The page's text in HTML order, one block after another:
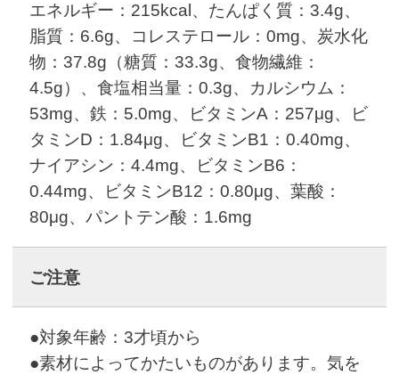
エネルギー：215kcal、たんぱく質：3.4g、
脂質：6.6g、コレステロール：0mg、炭水化
物：37.8g（糖質：33.3g、食物繊維：
4.5g）、食塩相当量：0.3g、カルシウム：
53mg、鉄：5.0mg、ビタミンA：257μg、ビ
タミンD：1.84μg、ビタミンB1：0.40mg、
ナイアシン：4.4mg、ビタミンB6：
0.44mg、ビタミンB12：0.80μg、葉酸：
80μg、パントテン酸：1.6mg
ご注意
●対象年齢：3才頃から
●素材によってかたいものがあります。気を